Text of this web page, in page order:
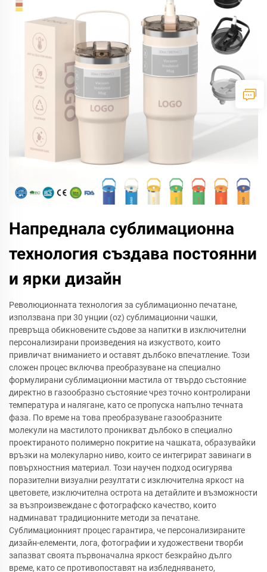
Напреднала сублимационна
технология създава постоянни
и ярки дизайн
Революционната технология за сублимационно печатане,
използвана при 30 унции (oz) сублимационни чашки,
превръща обикновените съдове за напитки в изключителни
персонализирани произведения на изкуството, които
привличат вниманието и оставят дълбоко впечатление. Този
сложен процес включва преобразуване на специално
формулирани сублимационни мастила от твърдо състояние
директно в газообразно състояние чрез точно контролирани
температура и налягане, като се пропуска напълно течната
фаза. По време на това преобразуване газообразните
молекули на мастилото проникват дълбоко в специално
проектираното полимерно покритие на чашката, образувайки
връзки на молекуларно ниво, които се интегрират завинаги в
повърхностния материал. Този научен подход осигурява
поразителни визуални резултати с изключителна яркост на
цветовете, изключителна острота на детайлите и възможности
за възпроизвеждане с фотографско качество, които
надминават традиционните методи за печатане.
Сублимационният процес гарантира, че персонализираните
дизайн-елементи, лога, фотографии и художествени творби
запазват своята първоначална яркост безкрайно дълго
време, като се противопоставят на избледняването,